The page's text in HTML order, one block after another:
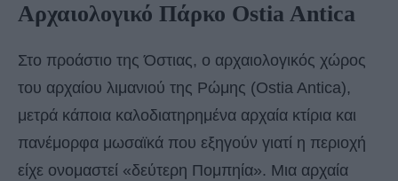
Αρχαιολογικό Πάρκο Ostia Antica
Στο προάστιο της Όστιας, ο αρχαιολογικός χώρος
του αρχαίου λιμανιού της Ρώμης (Ostia Antica),
μετρά κάποια καλοδιατηρημένα αρχαία κτίρια και
πανέμορφα μωσαϊκά που εξηγούν γιατί η περιοχή
είχε ονομαστεί «δεύτερη Πομπηία». Μια αρχαία